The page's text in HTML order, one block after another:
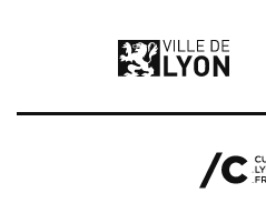
Ville de Lyon |